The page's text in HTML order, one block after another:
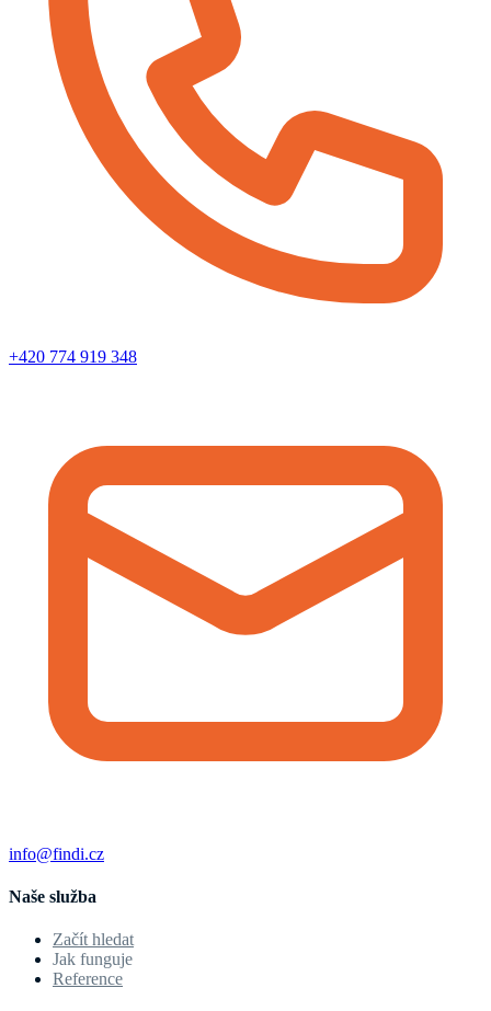
+420 774 919 348
info@findi.cz
Naše služba
Začít hledat
Jak funguje
Reference